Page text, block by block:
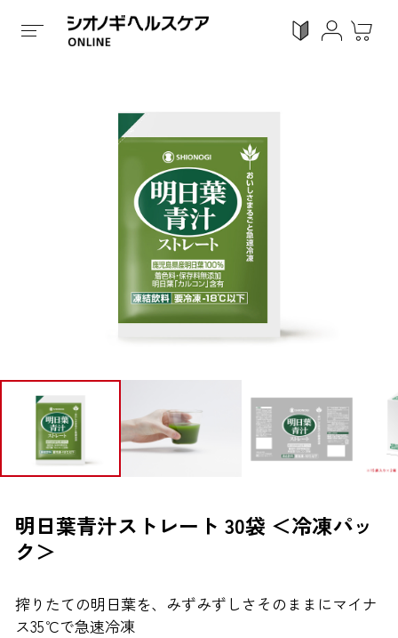
会員登録
Proシリーズ スキンケア
カテゴリーで探す
症状から探す
ブランドから探す
お問い合わせ
シオノギヘルスケア（コーポレートサイト）
ホーム / 全ての商品 / 健康食品 冷凍タイプ / 明日葉
明日葉青汁ストレート 30袋 ＜冷凍パッ
ク＞
搾りたての明日葉を、みずみずしさそのままにマイナ
ス35℃で急速冷凍